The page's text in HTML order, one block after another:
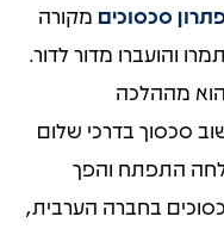
סכסוכים מקורה
והועברו מדור לדור.
מההלכה
סכסוך בדרכי שלום
התפתח והפך
בחברה הערבית,